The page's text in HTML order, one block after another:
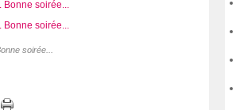
soirée...